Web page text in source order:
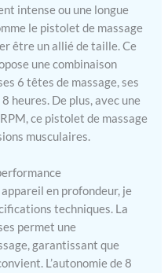
de mouvement et la
favoriser la
sanguine et
encore. Il est adapté
les athlètes
les athlètes
les employés à
pression, ou tout
Plus de choix :
massage et 30
d'intensité : il y a
gamme de têtes
qui peuvent
à vos différents
de relaxation
intense ou une longue
le pistolet de massage
être un allié de taille. Ce
une combinaison
6 têtes de massage, ses
heures. De plus, avec une
ce pistolet de massage
musculaires.
en profondeur, je
techniques. La
permet une
garantissant que
L’autonomie de 8